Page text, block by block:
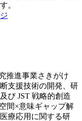
。
推進事業さきがけ
支援技術の開発、研
び JST 戦略的創造
間×意味ギャップ解
療応用に関する研